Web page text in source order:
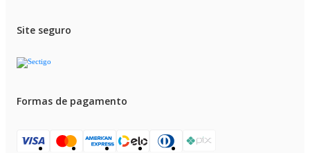
Site seguro
Formas de pagamento